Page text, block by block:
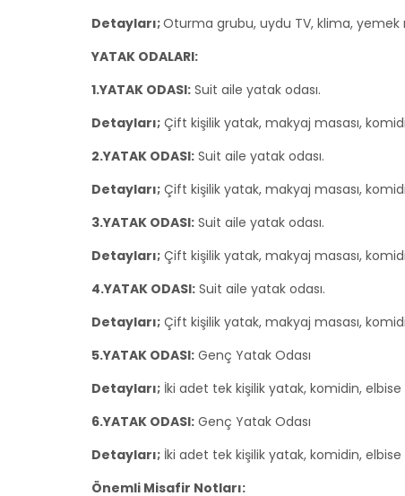
Detayları;Oturma grubu, uydu TV, klima, yemek
YATAK ODALARI:
1.YATAK ODASI: Suit aile yatak odası.
Detayları; Çift kişilik yatak, makyaj masası,
2.YATAK ODASI: Suit aile yatak odası.
Detayları; Çift kişilik yatak, makyaj masası,
3.YATAK ODASI: Suit aile yatak odası.
Detayları; Çift kişilik yatak, makyaj masası,
4.YATAK ODASI: Suit aile yatak odası.
Detayları; Çift kişilik yatak, makyaj masası,
5.YATAK ODASI: Genç Yatak Odası
Detayları; İki adet tek kişilik yatak, komidin,
6.YATAK ODASI: Genç Yatak Odası
Detayları; İki adet tek kişilik yatak, komidin,
Önemli Misafir Notları: